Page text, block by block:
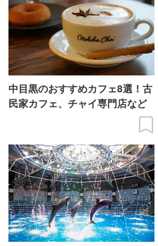
中目黒のおすすめカフェ8選！古
民家カフェ、チャイ専門店など